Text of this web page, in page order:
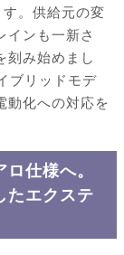
。供給元の変
インも一新さ
刻み始めまし
ブリッドモデ
動化への対応を
仕様へ。
たエクステ